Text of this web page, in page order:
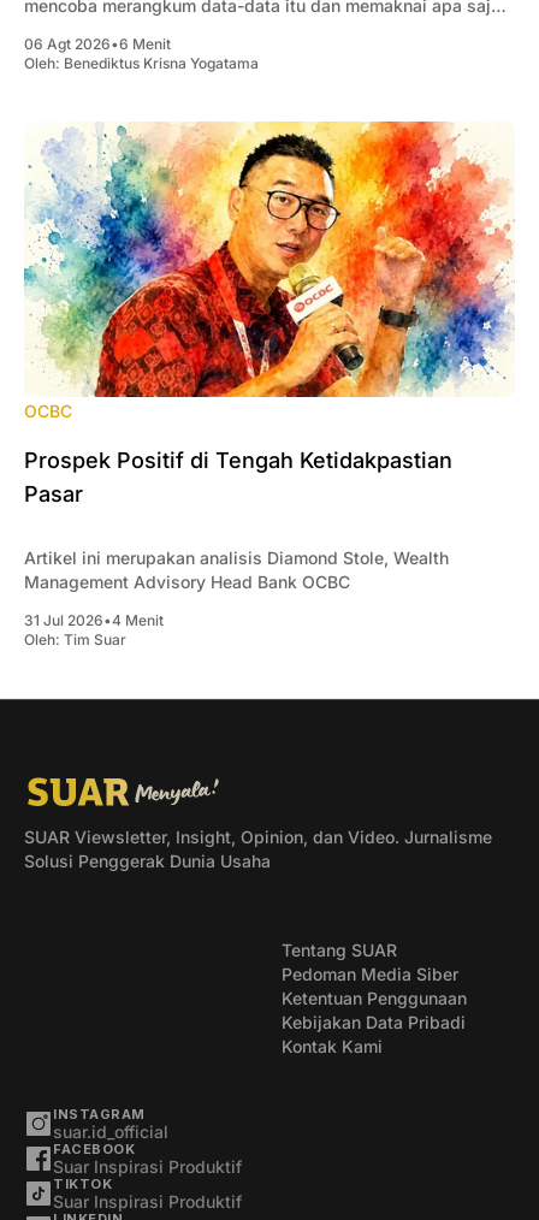
mencoba merangkum data-data itu dan memaknai apa saja
06 Agt 2026•6 Menit
Oleh: Benediktus Krisna Yogatama
OCBC
Prospek Positif di Tengah Ketidakpastian
Pasar
Artikel ini merupakan analisis Diamond Stole, Wealth
Management Advisory Head Bank OCBC
31 Jul 2026•4 Menit
Oleh: Tim Suar
SUAR Viewsletter, Insight, Opinion, dan Video. Jurnalisme
Solusi Penggerak Dunia Usaha
Tentang SUAR
Pedoman Media Siber
Ketentuan Penggunaan
Kebijakan Data Pribadi
Kontak Kami
INSTAGRAM
suar.id_official
FACEBOOK
Suar Inspirasi Produktif
TIKTOK
Suar Inspirasi Produktif